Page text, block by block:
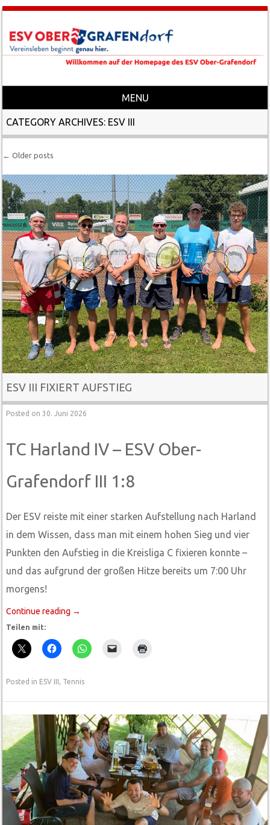
MENU
Skip to content
CATEGORY ARCHIVES: ESV III
Post navigation
← Older posts
ESV III FIXIERT AUFSTIEG
Posted on 30. Juni 2026
TC Harland IV – ESV Ober-
Grafendorf III 1:8
Der ESV reiste mit einer starken Aufstellung nach Harland
in dem Wissen, dass man mit einem hohen Sieg und vier
Punkten den Aufstieg in die Kreisliga C fixieren konnte –
und das aufgrund der großen Hitze bereits um 7:00 Uhr
morgens!
Continue reading →
Teilen mit:
Posted in ESV III , Tennis